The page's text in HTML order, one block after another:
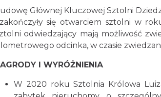
Głównej Kluczowej Sztolni
się otwarciem sztolni w
odwiedzający mają możliwość
odcinka, w czasie
I WYRÓŻNIENIA
W 2020 roku Sztolnia Królowa